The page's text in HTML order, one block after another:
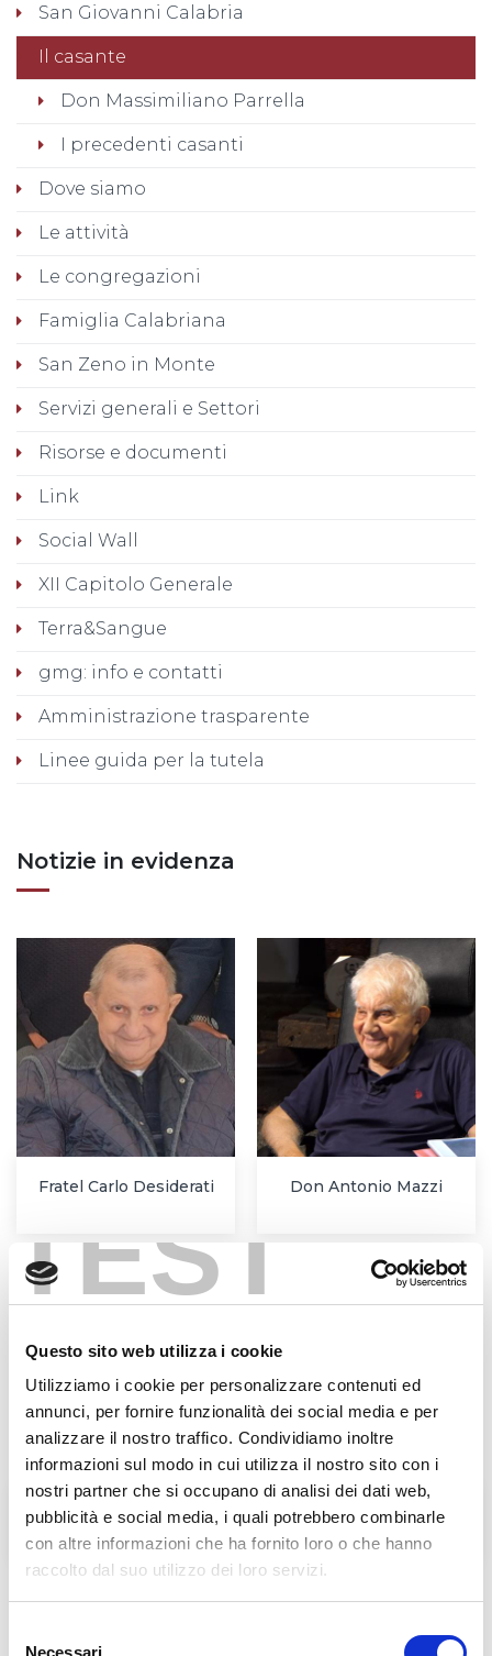
TEST
Questo sito web utilizza i cookie
Utilizziamo i cookie per personalizzare contenuti ed
annunci, per fornire funzionalità dei social media e per
analizzare il nostro traffico. Condividiamo inoltre
informazioni sul modo in cui utilizza il nostro sito con i
nostri partner che si occupano di analisi dei dati web,
pubblicità e social media, i quali potrebbero combinarle
con altre informazioni che ha fornito loro o che hanno
raccolto dal suo utilizzo dei loro servizi.
Necessari
San Giovanni Calabria
Il casante
Don Massimiliano Parrella
I precedenti casanti
Dove siamo
Le attività
Le congregazioni
Famiglia Calabriana
San Zeno in Monte
Servizi generali e Settori
Risorse e documenti
Link
Social Wall
XII Capitolo Generale
Terra&Sangue
gmg: info e contatti
Amministrazione trasparente
Linee guida per la tutela
Notizie in evidenza
Fratel Carlo Desiderati Don Antonio Mazzi
L'Agorà nelle Filippine
BENEDIZIONE DELLE
LAMPADE DELL'AGORA'
Links in evidenza